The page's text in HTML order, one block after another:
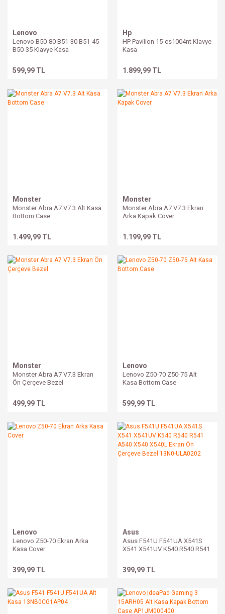
Lenovo
Lenovo B50-80 B51-30 B51-45
B50-35 Klavye Kasa
599,99 TL
Hp
HP Pavilion 15-cs1004nt Klavye
Kasa
1.899,99 TL
Monster
Monster Abra A7 V7.3 Alt Kasa
Bottom Case
1.499,99 TL
Monster
Monster Abra A7 V7.3 Ekran
Arka Kapak Cover
1.199,99 TL
Monster
Monster Abra A7 V7.3 Ekran
Ön Çerçeve Bezel
499,99 TL
Lenovo
Lenovo Z50-70 Z50-75 Alt
Kasa Bottom Case
599,99 TL
Lenovo
Lenovo Z50-70 Ekran Arka
Kasa Cover
399,99 TL
Asus
Asus F541U F541UA X541S
X541 X541UV K540 R540 R541
Çerçeve Bezel 13N0-ULA0202
399,99 TL